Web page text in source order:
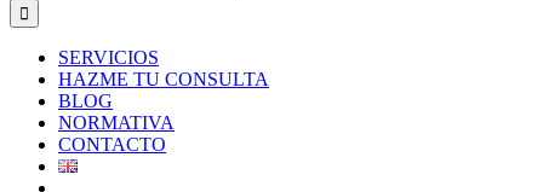
SERVICIOS
HAZME TU CONSULTA
BLOG
NORMATIVA
CONTACTO